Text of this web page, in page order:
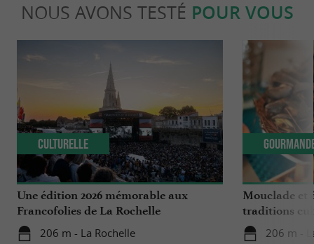
NOUS AVONS TESTÉ POUR VOUS
Une édition 2026 mémorable aux
Francofolies de La Rochelle
206 m - La Rochelle
Culturelle
Mouclade et
traditions
en
206 m -